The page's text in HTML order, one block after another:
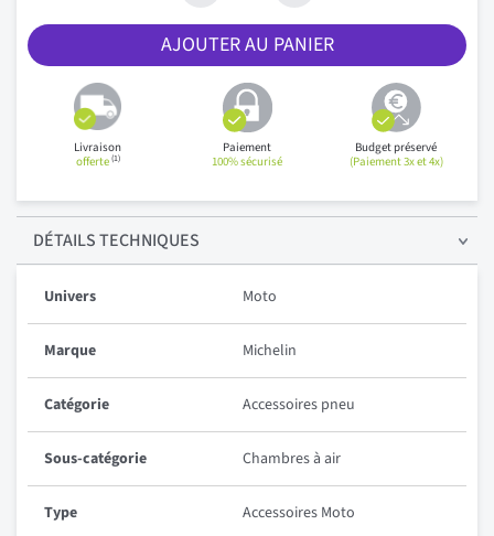
AJOUTER AU PANIER
Livraison
offerte(1)
Paiement
100% sécurisé
Budget préservé
(Paiement 3x et 4x)
DÉTAILSTECHNIQUES
Univers Moto
Marque Michelin
Catégorie Accessoires pneu
Sous-catégorie Chambres à air
Type Accessoires Moto